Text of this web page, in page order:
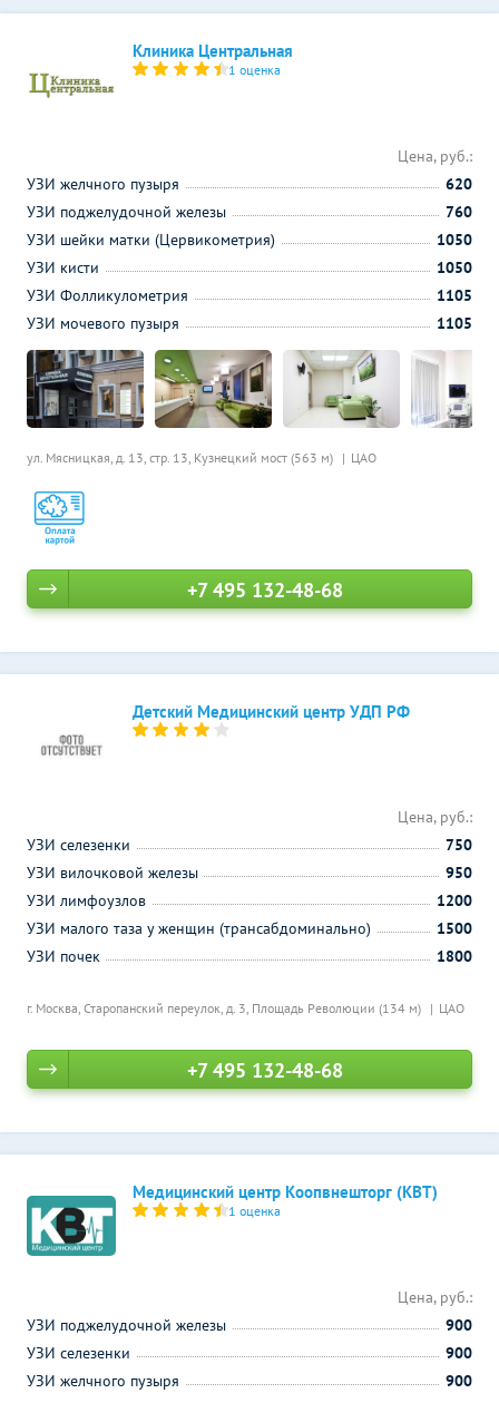
Клиника Центральная
1 оценка
ул. Мясницкая, д. 13, стр. 13, Кузнецкий мост (563 м) ЦАО
Цена, руб.:
УЗИ желчного пузыря
620
УЗИ поджелудочной железы
760
УЗИ шейки матки (Цервикометрия)
1050
УЗИ кисти
1050
УЗИ Фолликулометрия
1105
УЗИ мочевого пузыря
1105
+7 495 132-48-68
Детский Медицинский центр УДП РФ
г. Москва, Старопанский переулок, д. 3, Площадь Революции (134 м) ЦАО
Цена, руб.:
УЗИ селезенки
750
УЗИ вилочковой железы
950
УЗИ лимфоузлов
1200
УЗИ малого таза у женщин (трансабдоминально)
1500
УЗИ почек
1800
+7 495 132-48-68
Медицинский центр Коопвнешторг (КВТ)
1 оценка
Цена, руб.:
УЗИ поджелудочной железы
900
УЗИ селезенки
900
УЗИ желчного пузыря
900